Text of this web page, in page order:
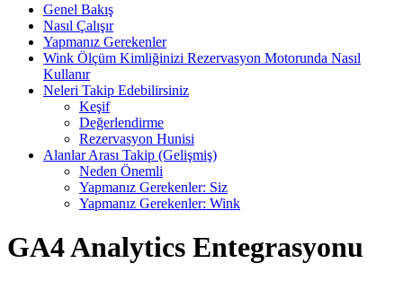
Genel Bakış
Nasıl Çalışır
Yapmanız Gerekenler
Wink Ölçüm Kimliğinizi Rezervasyon Motorunda Nasıl
Kullanır
Neleri Takip Edebilirsiniz
Keşif
Değerlendirme
Rezervasyon Hunisi
Alanlar Arası Takip (Gelişmiş)
Neden Önemli
Yapmanız Gerekenler: Siz
Yapmanız Gerekenler: Wink
GA4 Analytics Entegrasyonu